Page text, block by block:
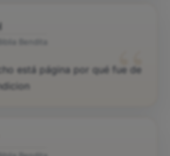
“
está página por qué fue de